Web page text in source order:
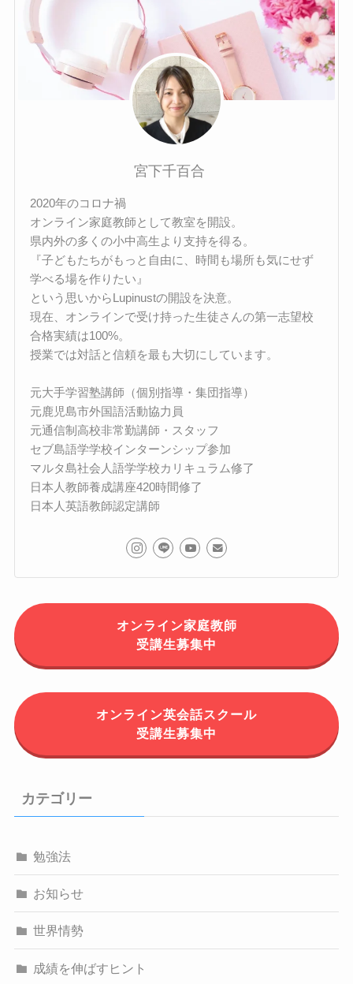
宮下千百合
2020年のコロナ禍
オンライン家庭教師として教室を開設。
県内外の多くの小中高生より支持を得る。
『子どもたちがもっと自由に、時間も場所も気にせず
学べる場を作りたい』
という思いからLupinustの開設を決意。
現在、オンラインで受け持った生徒さんの第一志望校
合格実績は100%。
授業では対話と信頼を最も大切にしています。
元大手学習塾講師（個別指導・集団指導）
元鹿児島市外国語活動協力員
元通信制高校非常勤講師・スタッフ
セブ島語学学校インターンシップ参加
マルタ島社会人語学学校カリキュラム修了
日本人教師養成講座420時間修了
日本人英語教師認定講師
オンライン家庭教師
受講生募集中
オンライン英会話スクール
受講生募集中
カテゴリー
勉強法
お知らせ
世界情勢
成績を伸ばすヒント